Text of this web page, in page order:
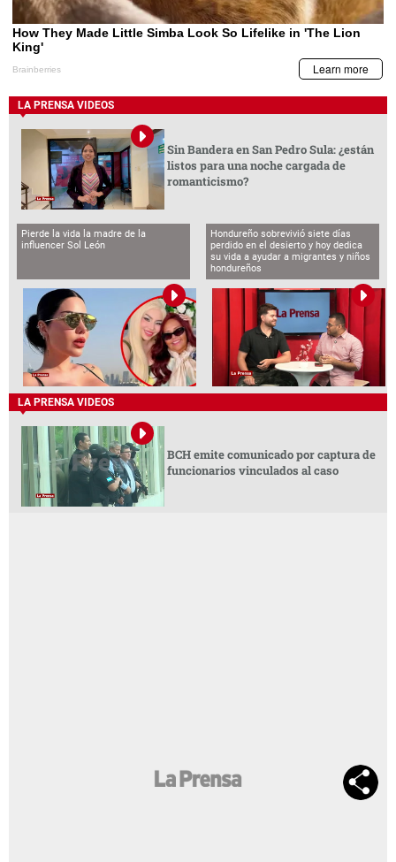
LA PRENSA VIDEOS
Sin Bandera en San Pedro Sula: ¿están
listos para una noche cargada de
romanticismo?
Pierde la vida la madre de la
influencer Sol León
Hondureño sobrevivió siete días
perdido en el desierto y hoy dedica
su vida a ayudar a migrantes y niños
hondureños
LA PRENSA VIDEOS
BCH emite comunicado por captura de
funcionarios vinculados al caso